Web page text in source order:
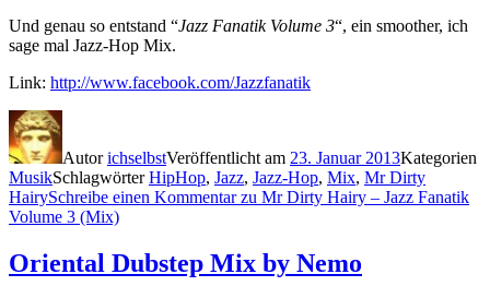
Und genau so entstand “Jazz Fanatik Volume 3“, ein smoother, ich
sage mal Jazz-Hop Mix.
Link: http://www.facebook.com/Jazzfanatik
AutorichselbstVeröffentlicht am 23. Januar 2013Kategorien
MusikSchlagwörterHipHop, Jazz, Jazz-Hop, Mix, Mr Dirty
HairySchreibe einen Kommentarzu Mr Dirty Hairy – Jazz Fanatik
Volume 3 (Mix)
Oriental Dubstep Mix by Nemo